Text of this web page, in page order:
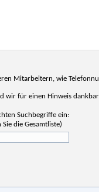
Mitarbeitern, wie
wir für einen Hinweis
Suchbegriffe ein:
die Gesamtliste)